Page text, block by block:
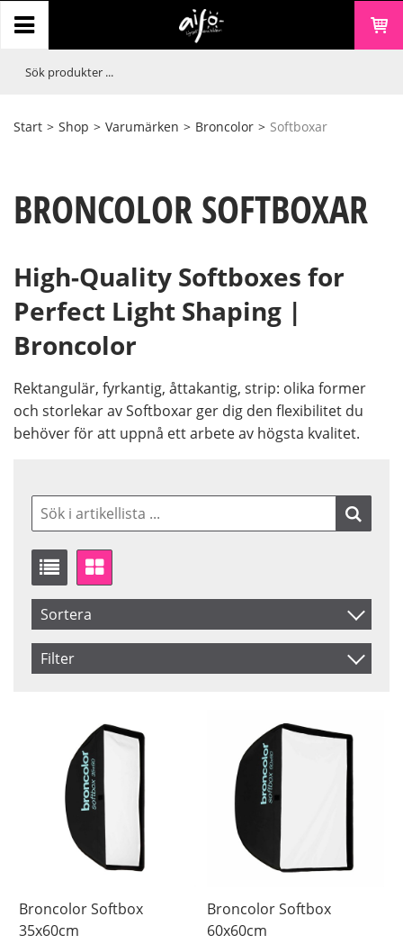
Start > Shop > Varumärken > Broncolor > Softboxar
BRONCOLOR SOFTBOXAR
High-Quality Softboxes for
Perfect Light Shaping |
Broncolor
Rektangulär, fyrkantig, åttakantig, strip: olika former
och storlekar av Softboxar ger dig den flexibilitet du
behöver för att uppnå ett arbete av högsta kvalitet.
Sortera
Artikelkod
Filter
Ej i lager
Broncolor Softbox
35x60cm
Broncolor Softbox
60x60cm